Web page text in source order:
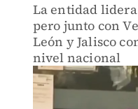
La entidad
pero junto con
León y Jalisco
nivel nacional